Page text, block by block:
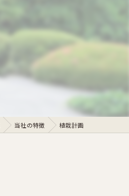
当社の特徴 植栽計画